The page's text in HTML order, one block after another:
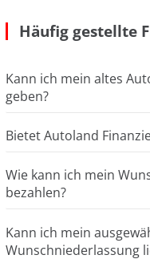
Häufig gestellte
Kann ich mein altes
geben?
Bietet Autoland
Wie kann ich mein
bezahlen?
Kann ich mein
Wunschniederlassung